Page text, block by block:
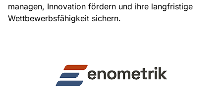
managen, Innovation fördern und ihre langfristige
Wettbewerbsfähigkeit sichern.